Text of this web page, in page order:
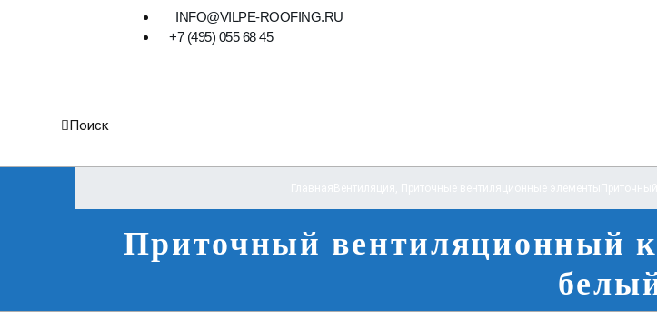
INFO@VILPE-ROOFING.RU
+7 (495) 055 68 45
Поиск
Приточный вентиляционный